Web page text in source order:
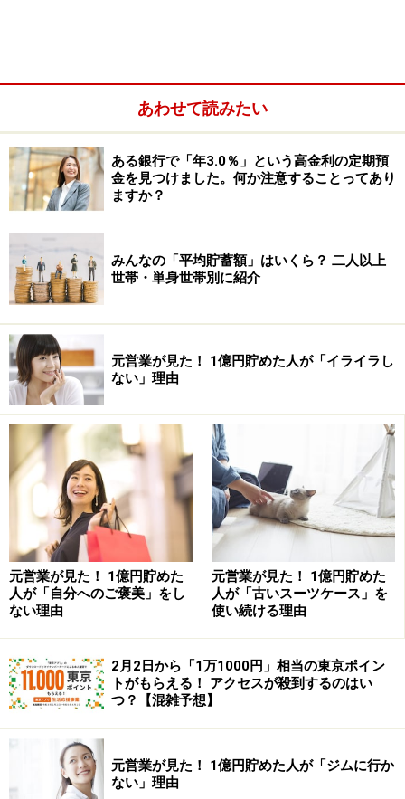
か迷った際には、まずは死亡保障が必要なのかどうかを
考えてみましょう。
死亡保障が不要な場合→NISAのつみたて投資枠
死亡保障が必要で、かつ資産形成したい→変額保険
NISAのつみたて投資枠のメリットとデメリ
ット
次に、NISAのつみたて投資枠と変額保険のメリット・デ
メリットをそれぞれ確認していきましょう。まずはNISA
のつみたて投資枠です。
＜NISAのつみたて投資枠のメリット＞
運用益が非課税……NISA口座内で得られる運用益や譲
渡益は非課税のため、将来の投資収益を最大化する
ことができます。
あわせて読みたい
ある銀行で「年3.0％」という高金利の定期預
金を見つけました。何か注意することってあり
ますか？
みんなの「平均貯蓄額」はいくら？ 二人以上
世帯・単身世帯別に紹介
元営業が見た！ 1億円貯めた人が「イライラし
ない」理由
元営業が見た！ 1億円貯めた
人が「自分へのご褒美」をし
ない理由
元営業が見た！ 1億円貯めた
人が「古いスーツケース」を
使い続ける理由
2月2日から「1万1000円」相当の東京ポイン
トがもらえる！ アクセスが殺到するのはい
つ？【混雑予想】
元営業が見た！ 1億円貯めた人が「ジムに行か
ない」理由